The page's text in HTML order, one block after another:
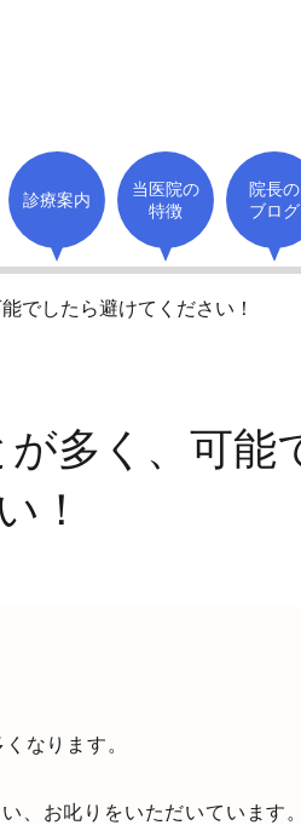
診療案内
当医院の
特徴
院長の
ブログ
でしたら避けてください！
多く、可能
！
なります。
、お叱りをいただいています。